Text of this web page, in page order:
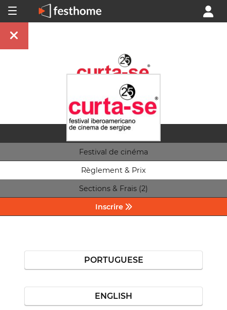
Festival de cinéma
Règlement & Prix
Sections & Frais (2)
Inscrire
PORTUGUESE
ENGLISH